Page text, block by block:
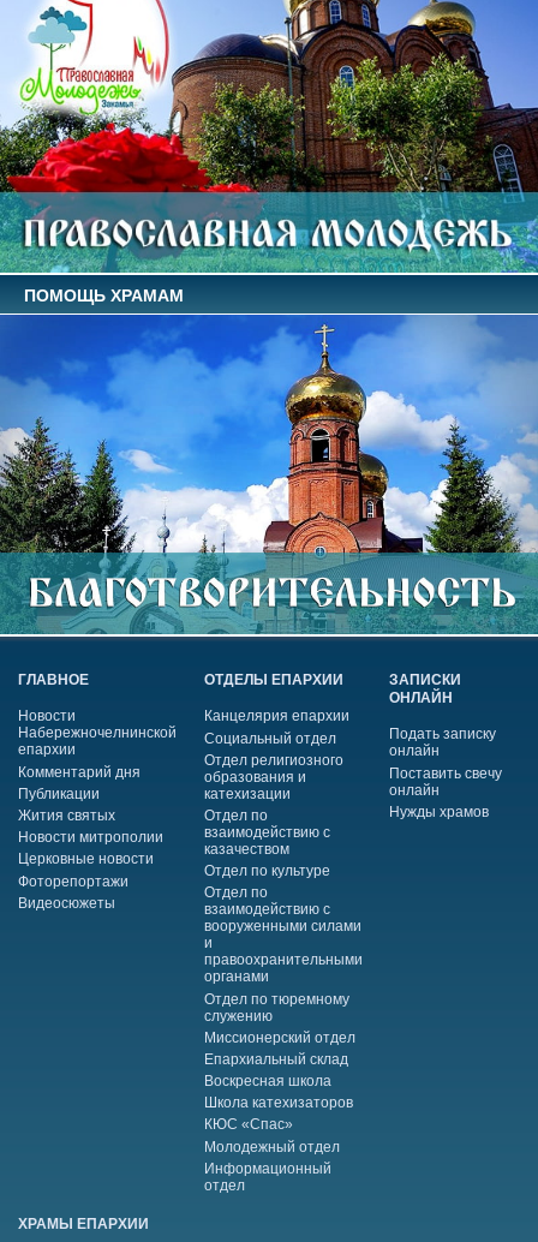
ПОМОЩЬ ХРАМАМ
ГЛАВНОЕ
Новости
Набережночелнинской
епархии
Комментарий дня
Публикации
Жития святых
Новости митрополии
Церковные новости
Фоторепортажи
Видеосюжеты
ОТДЕЛЫ ЕПАРХИИ
Канцелярия епархии
Социальный отдел
Отдел религиозного
образования и
катехизации
Отдел по
взаимодействию с
казачеством
Отдел по культуре
Отдел по
взаимодействию с
вооруженными силами
и
правоохранительными
органами
Отдел по тюремному
служению
Миссионерский отдел
Епархиальный склад
Воскресная школа
Школа катехизаторов
КЮС «Спас»
Молодежный отдел
Информационный
отдел
ЗАПИСКИ
ОНЛАЙН
Подать записку
онлайн
Поставить свечу
онлайн
Нужды храмов
ХРАМЫ ЕПАРХИИ